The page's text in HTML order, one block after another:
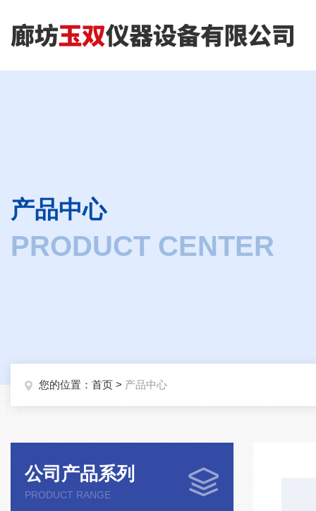
产品中心
PRODUCT CENTER
您的位置： 首页 > 产品中心
公司产品系列
PRODUCT RANGE